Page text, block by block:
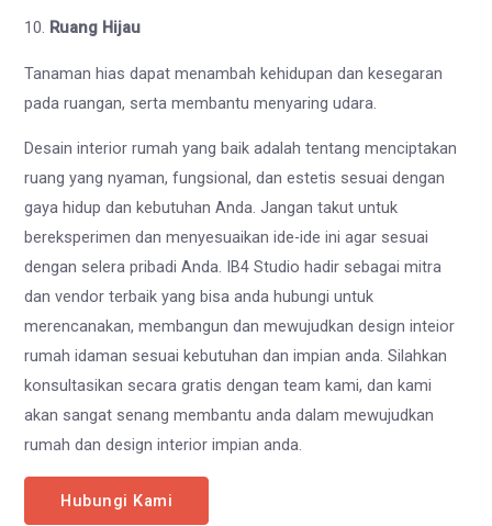
10. Ruang Hijau
Tanaman hias dapat menambah kehidupan dan kesegaran
pada ruangan, serta membantu menyaring udara.
Desain interior rumah yang baik adalah tentang menciptakan
ruang yang nyaman, fungsional, dan estetis sesuai dengan
gaya hidup dan kebutuhan Anda. Jangan takut untuk
bereksperimen dan menyesuaikan ide-ide ini agar sesuai
dengan selera pribadi Anda. IB4 Studio hadir sebagai mitra
dan vendor terbaik yang bisa anda hubungi untuk
merencanakan, membangun dan mewujudkan design inteior
rumah idaman sesuai kebutuhan dan impian anda. Silahkan
konsultasikan secara gratis dengan team kami, dan kami
akan sangat senang membantu anda dalam mewujudkan
rumah dan design interior impian anda.
Hubungi Kami